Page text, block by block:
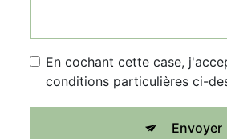
En cochant cette case,
conditions particulières ci-
Envoyer